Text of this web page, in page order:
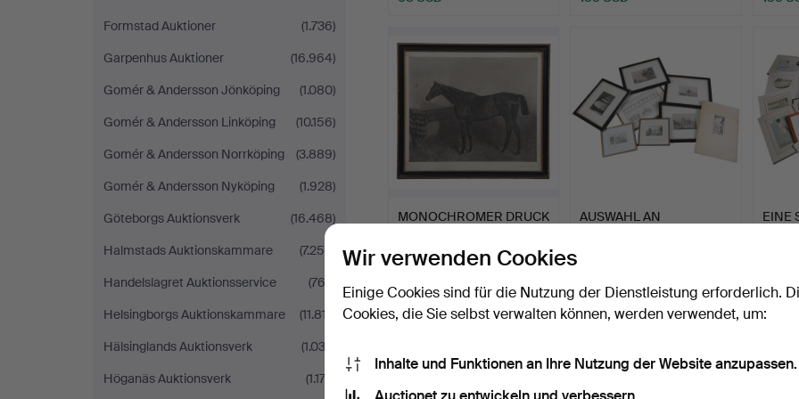
Formstad Auktioner
(1.736)
Garpenhus Auktioner
(16.964)
Gomér & Andersson Jönköping
(1.080)
Gomér & Andersson Linköping
(10.156)
Gomér & Andersson Norrköping
(3.889)
Gomér & Andersson Nyköping
(1.928)
Göteborgs Auktionsverk
(16.468)
Halmstads Auktionskammare
(7.255)
Handelslagret Auktionsservice
(762)
Helsingborgs Auktionskammare
(11.817)
Hälsinglands Auktionsverk
(1.032)
Höganäs Auktionsverk
(1.174)
MONOCHROMER DRUCK
Beendet 15. Jul 2026
34 USD
AUSWAHL AN
41 USD
EINE
41
Wir verwenden Cookies
Einige Cookies sind für die Nutzung der Dienstleistung erforderlich.
Cookies, die Sie selbst verwalten können, werden verwendet, um:
Inhalte und Funktionen an Ihre Nutzung der Website anzupassen.